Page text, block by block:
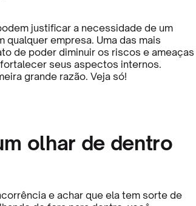
justificar a necessidade de um
empresa. Uma das mais
de poder diminuir os riscos e ameaças
seus aspectos internos.
grande razão. Veja só!
olhar de dentro
e achar que ela tem sorte de